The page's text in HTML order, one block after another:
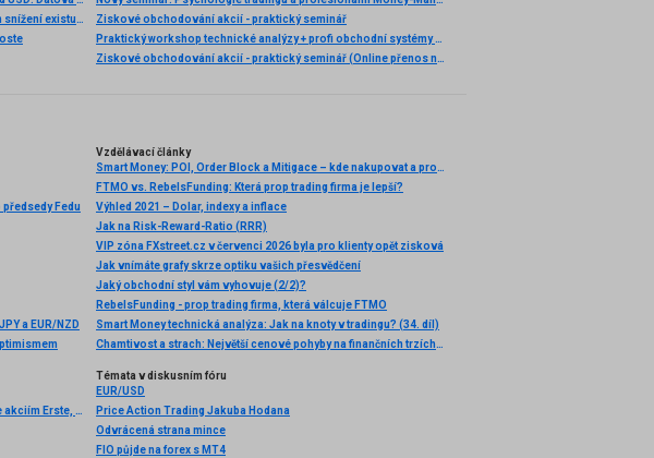
ČNB ponechala sazby na 3,75 %. Prostor pro jejich snížení existuje, pravděpodobnost je ale zatím malá
Ziskové obchodování akcií - praktický seminář
Praktický workshop technické analýzy + profi obchodní systémy (Záznam semináře)
Ziskové obchodování akcií - praktický seminář (Online přenos nebo osobní účast)
Fedu
a EUR/NZD
Vzdělávací články
Smart Money: POI, Order Block a Mitigace – kde nakupovat a prodávat (13. díl)
FTMO vs. RebelsFunding: Která prop trading firma je lepší?
Výhled 2021 – Dolar, indexy a inflace
Jak na Risk-Reward-Ratio (RRR)
VIP zóna FXstreet.cz v červenci 2026 byla pro klienty opět zisková
Jak vnímáte grafy skrze optiku vašich přesvědčení
Jaký obchodní styl vám vyhovuje (2/2)?
RebelsFunding - prop trading firma, která válcuje FTMO
Smart Money technická analýza: Jak na knoty v tradingu? (34. díl)
Chamtivost a strach: Největší cenové pohyby na finančních trzích (únor 2026)
Pražská burza pokračovala v poklesu, nedařilo se akciím Erste, Monety či Coltu
Témata v diskusním fóru
EUR/USD
Price Action Trading Jakuba Hodana
Odvrácená strana mince
FIO půjde na forex s MT4